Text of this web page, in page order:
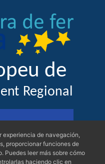
experiencia de navegación,
proporcionar funciones de
Puedes leer más sobre cómo
haciendo clic en